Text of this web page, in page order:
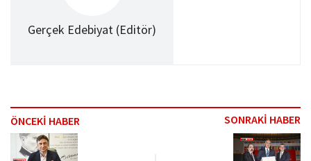
Gerçek Edebiyat (Editör)
ÖNCEKİ HABER SONRAKİ HABER